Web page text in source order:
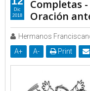
Completas - Miércoles
nocturno
Completas
Oración
Hermanos
A+ A- Print
Dic
2018